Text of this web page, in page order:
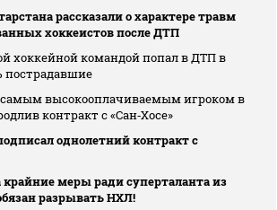
рассказали о характере травм
хоккеистов после ДТП
хоккейной командой попал в ДТП в
пострадавшие
самым высокооплачиваемым игроком в
контракт с «Сан‑Хосе»
однолетний контракт с
меры ради суперталанта из
разрывать НХЛ!